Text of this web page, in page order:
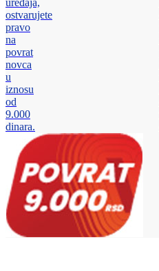
uređaja,
ostvarujete
pravo
na
povrat
novca
u
iznosu
od
9.000
dinara.